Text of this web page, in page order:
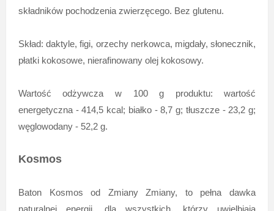
składników pochodzenia zwierzęcego. Bez glutenu.
Skład: daktyle, figi, orzechy nerkowca, migdały, słonecznik,
płatki kokosowe, nierafinowany olej kokosowy.
Wartość odżywcza w 100 g produktu: wartość
energetyczna - 414,5 kcal; białko - 8,7 g; tłuszcze - 23,2 g;
węglowodany - 52,2 g.
Kosmos
Baton Kosmos od Zmiany Zmiany, to pełna dawka
naturalnej energii, dla wszystkich, którzy uwielbiają